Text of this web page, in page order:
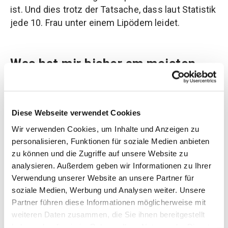
Diese Webseite verwendet Cookies
Wir verwenden Cookies, um Inhalte und Anzeigen zu
personalisieren, Funktionen für soziale Medien anbieten
zu können und die Zugriffe auf unsere Website zu
analysieren. Außerdem geben wir Informationen zu Ihrer
Verwendung unserer Website an unsere Partner für
soziale Medien, Werbung und Analysen weiter. Unsere
Partner führen diese Informationen möglicherweise mit
weiteren Daten zusammen, die Sie ihnen bereitgestellt
ist. Und dies trotz der Tatsache, dass laut Statistik
jede 10. Frau unter einem Lipödem leidet.
Was hat mir bisher am meisten
herausstellen, dass ich mich in der Behandlung
beim Chirurgen sehr gut aufgehoben fühle. Er
vermittelt mir viel Wissen und gibt mir das Gefühl
dort in den richtigen Händen zu sein. Aber ganz
ehrlich: Nirgends habe ich mich seit meiner
Diagnose so gut aufgehoben gefühlt, wie auf
Instagram! Dort sind viele tolle Frauen unterwegs,
welche ihre Tipps und Erfahrungen mit der
ganzen Community teilen. Ich lasse mich dort